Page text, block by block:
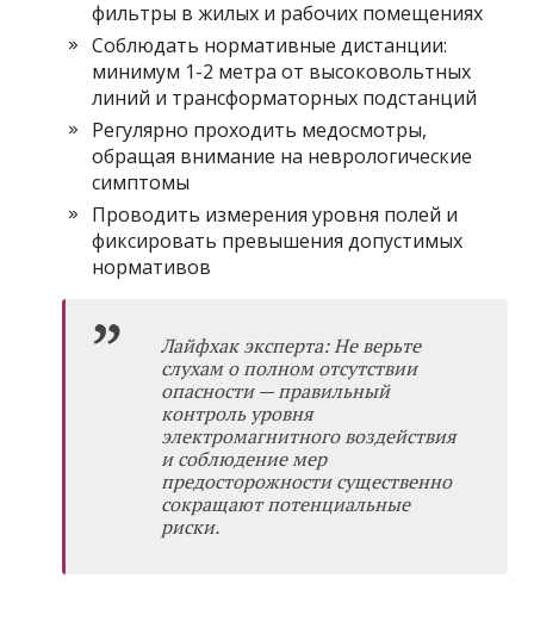
фильтры в жилых и рабочих помещениях
Соблюдать нормативные дистанции:
минимум 1-2 метра от высоковольтных
линий и трансформаторных подстанций
Регулярно проходить медосмотры,
обращая внимание на неврологические
симптомы
Проводить измерения уровня полей и
фиксировать превышения допустимых
нормативов
Лайфхак эксперта: Не верьте
слухам о полном отсутствии
опасности — правильный
контроль уровня
электромагнитного воздействия
и соблюдение мер
предосторожности существенно
сокращают потенциальные
риски.